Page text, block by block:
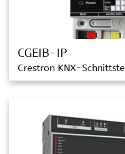
CGEIB-IP
Crestron KNX-